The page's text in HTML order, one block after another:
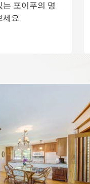
포이푸의 명
세요.